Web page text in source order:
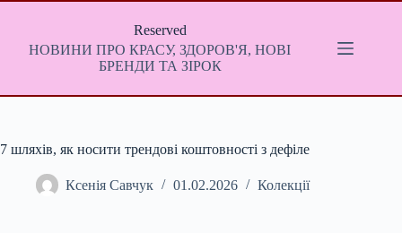
Перейти
Reserved
НОВИНИ ПРО КРАСУ, ЗДОРОВ'Я, НОВІ
БРЕНДИ ТА ЗІРОК
7 шляхів, як носити трендові коштовності з дефіле
Ксенія Савчук 01.02.2026 Колекції